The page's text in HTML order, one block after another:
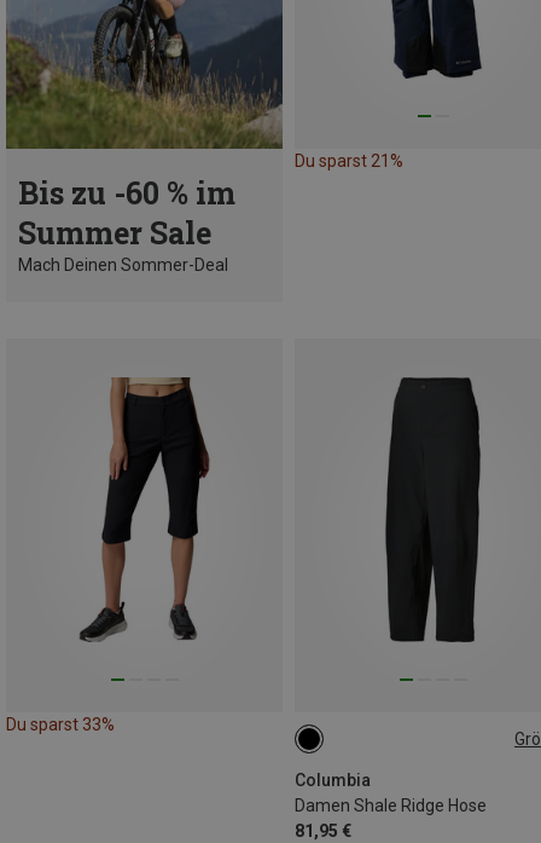
Bis zu -60 % im
Summer Sale
Mach Deinen Sommer-Deal
Du sparst 21%
Du sparst 33%
Columbia
Damen Shale Ridge Hose
81,95 €
M